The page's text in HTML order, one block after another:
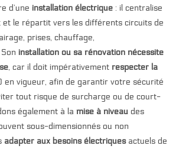
d’une installation électrique : il centralise
et le répartit vers les différents circuits de
prises, chauffage,
installation ou sa rénovation nécessite
, car il doit impérativement respecter la
en vigueur, afin de garantir votre sécurité
tout risque de surcharge ou de court-
également à la mise à niveau des
sous-dimensionnés ou non
adapter aux besoins électriquesactuels de